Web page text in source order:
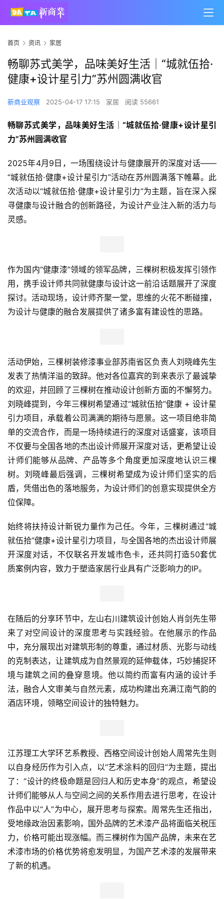
首页 资讯 家居
畅聊苏式美学，品味美好生活｜“城就伍拾·
健康+设计星引力”苏州圆满收官
新商业观察 2025-04-17 17:15 家居 阅读 55661
畅聊苏式美学，品味美好生活｜“城就伍拾·健康+设计星引
力”苏州圆满收官
2025年4月9日，一场围绕设计与健康展开的深度对话——
“城就伍拾·健康+设计星引力”活动在苏州圆满落下帷幕。此
次活动以“城就伍拾·健康+设计星引力”为主题，旨在深入探
寻健康与设计融合的创新路径，为设计产业注入新的活力与
灵感。
作为国内“健康漆”领域的领军品牌，三棵树积极发挥引领作
用，携手设计师共同就健康与设计这一前沿话题展开了深度
探讨。活动现场，设计师齐聚一堂，思维的火花不断碰撞，
为设计与健康的融合发展提供了诸多富有建设性的思路。
活动伊始，三棵树装修漆事业部苏南省区负责人刘晓峰先生
发表了热情洋溢的致辞。他对各位嘉宾的到来表示了最诚挚
的欢迎，并回顾了三棵树在推动设计创新方面的不懈努力。
刘晓峰提到，今年三棵树希望通过“城就伍拾”健康 + 设计星
引力项目，承载着公司满满的期待与愿景。这一项目绝非简
单的交流合作，而是一场持续进行的深度对话盛宴，该项目
不仅要与全国各地的杰出设计师展开深度对话，更希望让设
计师们能够从品牌、产品等多个角度更加深度地认识三棵
树。刘晓峰最后强调，三棵树希望成为设计师们坚实的后
盾，凭借出色的落地服务，为设计师们的创意实现提供全方
位保障。
始终将扶持设计新锐力量作为己任。今年，三棵树通过“城
就伍拾”健康+设计星引力项目，与全国各地的杰出设计师展
开深度对话，不仅联名开发城市色卡，还共同打造50套优
质案例内容，致力于塑造家居行业具有广泛影响力的IP。
在随后的分享环节中，左山右川建筑设计创始人肖剑先生带
来了对空间设计的深度思考与实践经验。在他展示的作品
中，充分展现出对建筑形制的尊重，通过材质、光影与动线
的克制表达，让建筑成为自然景观的延伸载体，巧妙捕捉环
境与建筑之间的叠穿意境。他以简约而富有内涵的设计手
法，融合人文审美与自然元素，成功构建出充满江南气韵的
酒店环境，领略空间设计的独特魅力。
江苏理工大学环艺系教授、西格空间设计创始人周常先生则
以自身经历作为引入点，以“艺术涂料的回归”为主题，提出
了：“设计的终极命题是回归人和历史本身”的观点，希望设
计师们能够从人与空间之间的关系作用去进行思考，在设计
作品中以“人”为中心，展开思考与探索。周常先生还指出，
受地缘政治因素影响，国外品牌的艺术漆产品将面临关税压
力，价格可能出现涨幅。而三棵树作为国产品牌，未来在艺
术漆市场的价格优势将愈发明显，为国产艺术漆的发展带来
了新的机遇。